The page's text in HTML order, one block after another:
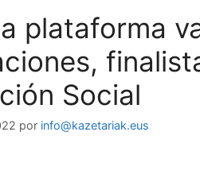
plataforma
Social
por info@kazetariak.eus